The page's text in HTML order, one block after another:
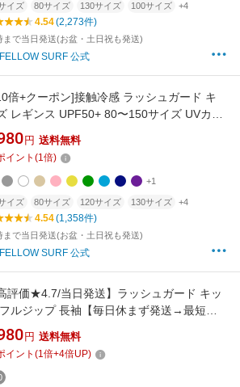
イズ 80サイズ 130サイズ 100サイズ +4
4.54(2,273件)
まで当日発送(お盆・土日祝も発送)
FELLOW SURF 公式
倍+クーポン]接触冷感 ラッシュガード キ
レギンス UPF50+ 80〜150サイズ UVカッ
％ ラッシュレギンス 子供 ベビー マリンカ
無地 HEAZEL 紫外線対策 日焼け対策
RL3
円 送料無料
イント (1倍)
+1
イズ 80サイズ 120サイズ 130サイズ +4
4.54(1,358件)
まで当日発送(お盆・土日祝も発送)
FELLOW SURF 公式
高評価★4.7/当日発送】ラッシュガード キッ
ルジップ 長袖【毎日休まず発送→最短翌
置き配指定OK】UVカット 99.5％ スクール
紺 ネイビー 前あき ファスナー 小学生 中
スク水 プール 子供 海 スタンドカラー
120 - 170 送料無料 R472201
円 送料無料
イント (1倍+4倍UP)